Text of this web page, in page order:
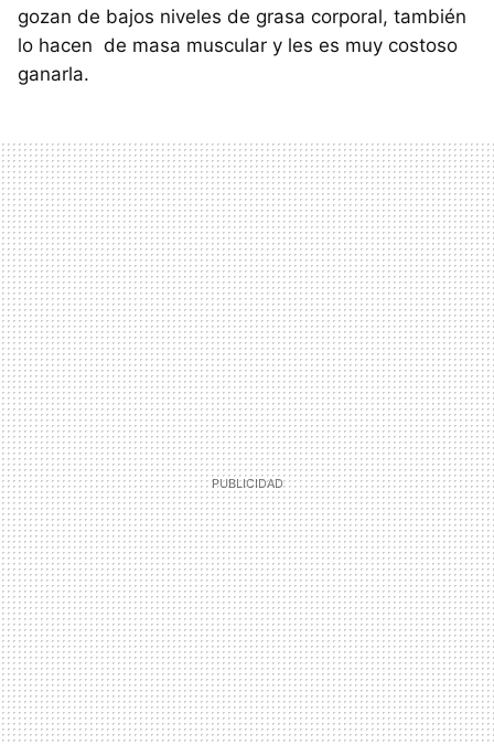
gozan de bajos niveles de grasa corporal, también
lo hacen de masa muscular y les es muy costoso
ganarla.